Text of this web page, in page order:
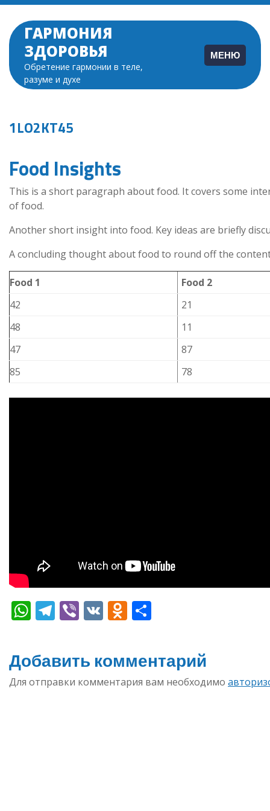
Перейти
содержимому
ГАРМОНИЯ
ЗДОРОВЬЯ
Обретение гармонии в теле,
разуме и духе
МЕНЮ
1LO2KT45
Food Insights
This is a short paragraph about food. It covers some
of food.
Another short insight into food. Key ideas are briefly
A concluding thought about food to round off the
Food 1
Food 2
42
21
48
11
47
87
85
78
WhatsApp
Telegram
Viber
VK Odnoklassniki
Добавить комментарий
Для отправки комментария вам необходимо